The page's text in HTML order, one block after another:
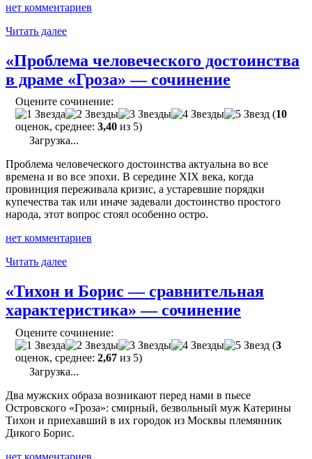
нет комментариев
Читать далее"«Почему
называют
пьесами
—
сочинение"
«Проблема человеческого достоинства
в драме «Гроза» — сочинение
Оцените сочинение:
(10
оценок, среднее: 3,40 из 5)
Загрузка...
Проблема человеческого достоинства актуальна во все
времена и во все эпохи. В середине XIX века, когда
провинция переживала кризис, а устаревшие порядки
купечества так или иначе задевали достоинство простого
народа, этот вопрос стоял особенно остро.
нет комментариев
Читать далее"«Проблема
достоинства
в
драме
—
сочинение"
«Тихон и Борис — сравнительная
характеристика» — сочинение
Оцените сочинение:
(3
оценок, среднее: 2,67 из 5)
Загрузка...
Два мужских образа возникают перед нами в пьесе
Островского «Гроза»: смирный, безвольный муж Катерины
Тихон и приехавший в их городок из Москвы племянник
Дикого Борис.